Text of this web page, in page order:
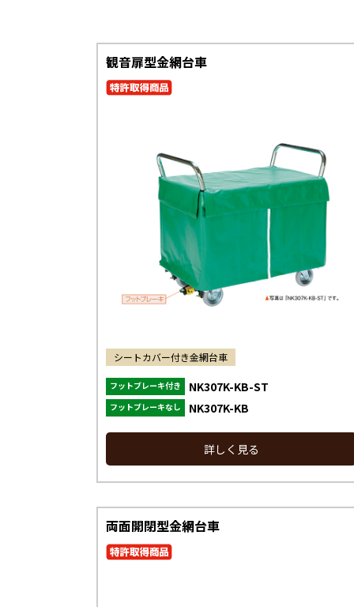
観音扉型金網台車
シートカバー付き金網台車
フットブレーキ付き NK307K-KB-ST
フットブレーキなし NK307K-KB
詳しく見る
両面開閉型金網台車